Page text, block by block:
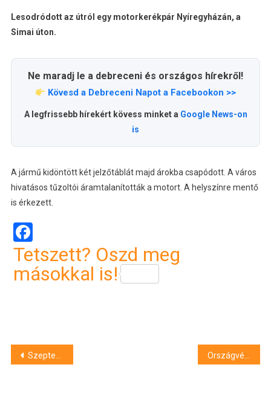
Lesodródott az útról egy motorkerékpár Nyíregyházán, a
Simai úton.
Ne maradj le a debreceni és országos hírekről!
Kövesd a Debreceni Napot a Facebookon >>
A legfrissebb hírekért kövess minket a Google News-on
is
A jármű kidöntött két jelzőtáblát majd árokba csapódott. A város
hivatásos tűzoltói áramtalanították a motort. A helyszínre mentő
is érkezett.
Facebook
Tetszett? Oszd meg
másokkal is!
Bejegyzés
Szeptembertől nem kell kényelmi díjat fizetni az online vásárolt autópálya-matricák után